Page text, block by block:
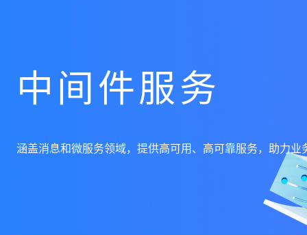
中间件服务
涵盖消息和微服务领域，提供高可用、高可靠服务，助力业